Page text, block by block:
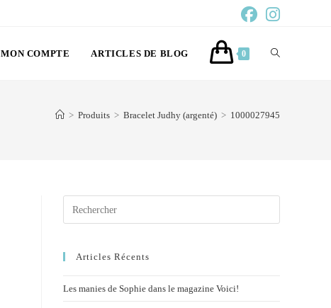
MON COMPTE ARTICLES DE BLOG 0
> Produits > Bracelet Judhy (argenté) > 1000027945
Articles Récents
Les manies de Sophie dans le magazine Voici!